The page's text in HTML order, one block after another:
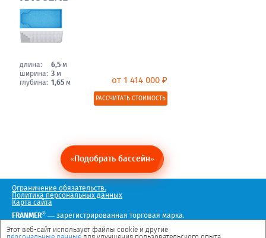
длина: 6,5 м
ширина: 3 м
глубина: 1,65 м от 1 414 000 ₽
РАССЧИТАТЬ СТОИМОСТЬ
«Подобрать бассейн»
Ограничение обязательств.
Политика персональных данных
Карта сайта
FRANMER® — зарегистрированная торговая марка.
Мы в социальных сетях
Этот веб-сайт использует файлы cookie и другие